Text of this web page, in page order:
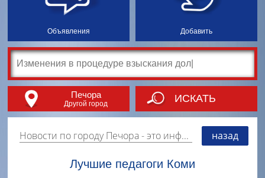
Объявления Добавить
Печора
Другой город ИСКАТЬ
Новости по городу Печора- это информация о событиях, мероприятиях и торгово-коммерческой деятельности города. Страницу наполняют платные и бесплатные объявления, имеющие функцию "поднятия вверх списка". назад
Лучшие педагоги Коми